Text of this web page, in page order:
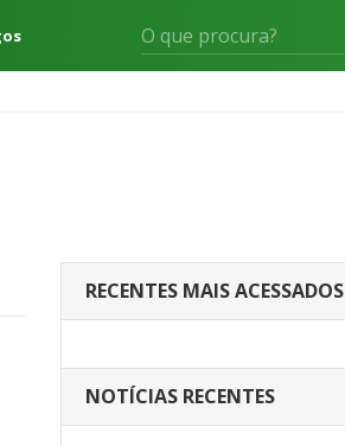
RECENTES MAIS ACESSADOS
NOTÍCIAS RECENTES